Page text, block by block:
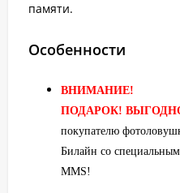
памяти.
Особенности
ВНИМАНИЕ!
ПОДАРОК!
покупателю
Билайн со
MMS!